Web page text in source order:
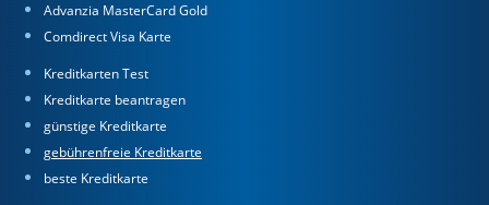
Advanzia MasterCard Gold
Comdirect Visa Karte
Kreditkarten Test
Kreditkarte beantragen
günstige Kreditkarte
gebührenfreie Kreditkarte
beste Kreditkarte